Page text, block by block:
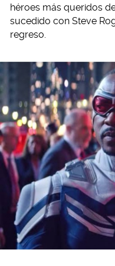
héroes más queridos
sucedido con Steve
regreso.